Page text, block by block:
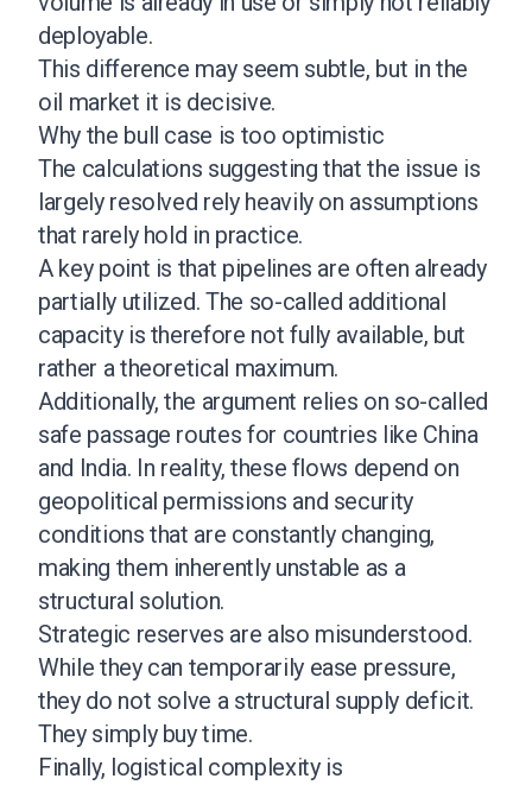
deployable.
This difference may seem subtle, but in the
oil market it is decisive.
Why the bull case is too optimistic
The calculations suggesting that the issue is
largely resolved rely heavily on assumptions
that rarely hold in practice.
A key point is that pipelines are often already
partially utilized. The so-called additional
capacity is therefore not fully available, but
rather a theoretical maximum.
Additionally, the argument relies on so-called
safe passage routes for countries like China
and India. In reality, these flows depend on
geopolitical permissions and security
conditions that are constantly changing,
making them inherently unstable as a
structural solution.
Strategic reserves are also misunderstood.
While they can temporarily ease pressure,
they do not solve a structural supply deficit.
They simply buy time.
Finally, logistical complexity is